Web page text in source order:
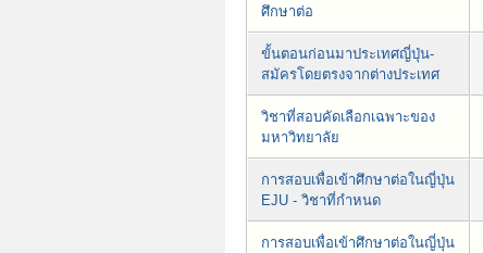
ศึกษาต่อ
ขั้นตอนก่อนมาประเทศญี่ปุ่น-
สมัครโดยตรงจากต่างประเทศ
วิชาที่สอบคัดเลือกเฉพาะของ
มหาวิทยาลัย
การสอบเพื่อเข้าศึกษาต่อในญี่ปุ่น
EJU - วิชาที่กำหนด
การสอบเพื่อเข้าศึกษาต่อในญี่ปุ่น